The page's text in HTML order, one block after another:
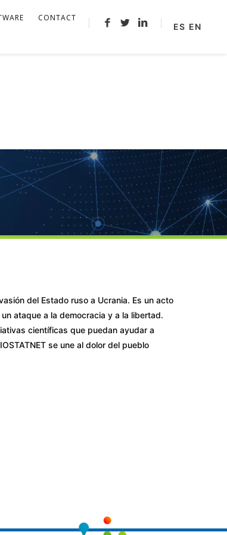
CONTACT
ES EN
del Estado ruso a Ucrania. Es un acto
ataque a la democracia y a la libertad.
científicas que puedan ayudar a
se une al dolor del pueblo